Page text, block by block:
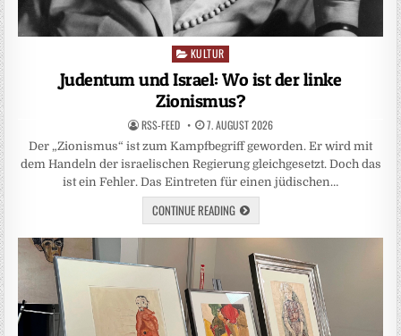
Posted
in
KULTUR
Judentum und Israel: Wo ist der linke
Zionismus?
RSS-FEED 7. AUGUST 2026
Der „Zionismus“ ist zum Kampfbegriff geworden. Er wird mit
dem Handeln der israelischen Regierung gleichgesetzt. Doch das
ist ein Fehler. Das Eintreten für einen jüdischen…
CONTINUE READING